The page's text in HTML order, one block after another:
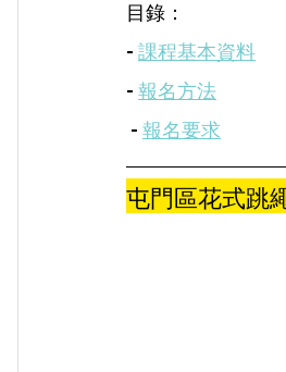
目錄：
- 課程基本資料
- 報名方法
- 報名要求
屯門區花式跳